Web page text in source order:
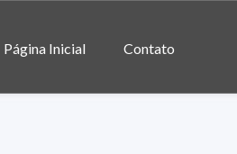
Página Inicial Contato